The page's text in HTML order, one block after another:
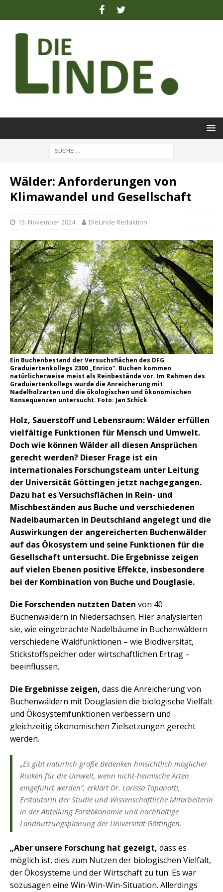
Wälder: Anforderungen von
Klimawandel und Gesellschaft
13. November 2024 DieLinde Redaktion
Ein Buchenbestand der Versuchsflächen des DFG
Graduiertenkollegs 2300 „Enrico“. Buchen kommen
natürlicherweise meist als Reinbestände vor. Im Rahmen des
Graduiertenkollegs wurde die Anreicherung mit
Nadelholzarten und die ökologischen und ökonomischen
Konsequenzen untersucht. Foto: Jan Schick
Holz, Sauerstoff und Lebensraum: Wälder erfüllen
vielfältige Funktionen für Mensch und Umwelt.
Doch wie können Wälder all diesen Ansprüchen
gerecht werden? Dieser Frage ist ein
internationales Forschungsteam unter Leitung
der Universität Göttingen jetzt nachgegangen.
Dazu hat es Versuchsflächen in Rein- und
Mischbeständen aus Buche und verschiedenen
Nadelbaumarten in Deutschland angelegt und die
Auswirkungen der angereicherten Buchenwälder
auf das Ökosystem und seine Funktionen für die
Gesellschaft untersucht. Die Ergebnisse zeigen
auf vielen Ebenen positive Effekte, insbesondere
bei der Kombination von Buche und Douglasie.
Die Forschenden nutzten Daten von 40
Buchenwäldern in Niedersachsen. Hier analysierten
sie, wie eingebrachte Nadelbäume in Buchenwäldern
verschiedene Waldfunktionen – wie Biodiversität,
Stickstoffspeicher oder wirtschaftlichen Ertrag –
beeinflussen.
Die Ergebnisse zeigen, dass die Anreicherung von
Buchenwäldern mit Douglasien die biologische Vielfalt
und Ökosystemfunktionen verbessern und
gleichzeitig ökonomischen Zielsetzungen gerecht
werden.
„Es gibt natürlich große Bedenken hinsichtlich möglicher
Risiken für die Umwelt, wenn nicht-heimische Arten
eingeführt werden“, erklärt Dr. Larissa Topanotti,
Erstautorin der Studie und Wissenschaftliche Mitarbeiterin
in der Abteilung Forstökonomie und nachhaltige
Landnutzungsplanung der Universität Göttingen.
„Aber unsere Forschung hat gezeigt, dass es
möglich ist, dies zum Nutzen der biologischen Vielfalt,
der Ökosysteme und der Wirtschaft zu tun: Es war
sozusagen eine Win-Win-Win-Situation. Allerdings